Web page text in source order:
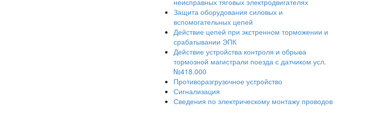
неисправных тяговых электродвигателях
Защита оборудования силовых и
вспомогательных цепей
Действие цепей при экстренном торможении и
срабатывании ЭПК
Действие устройства контроля и обрыва
тормозной магистрали поезда с датчиком усл.
№418.000
Противоразгрузочное устройство
Сигнализация
Сведения по электрическому монтажу проводов